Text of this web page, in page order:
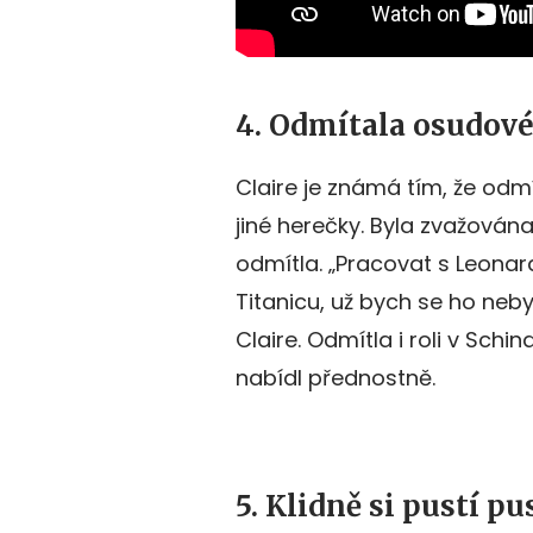
4. Odmítala
Claire je známá tím, že
jiné herečky. Byla
odmítla. „Pracovat s
Titanicu, už bych se ho
Claire. Odmítla i roli v
nabídl přednostně.
5. Klidně si pustí